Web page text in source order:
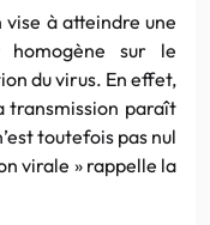
à atteindre une
homogène sur le
du virus. En effet,
transmission paraît
toutefois pas nul
virale » rappelle la